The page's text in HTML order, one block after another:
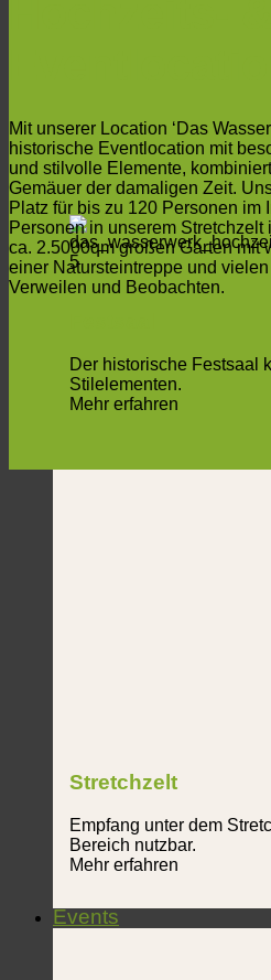
Der historische Festsaal
Stilelementen.
Mehr erfahren
Stretchzelt
Empfang unter dem
Bereich nutzbar.
Mehr erfahren
Events
Mit unserer Location ‘Das
historische Eventlocation mit
und stilvolle Elemente,
Gemäuer der damaligen Zeit.
Platz für bis zu 120 Personen im
Personen in unserem
ca. 2.5000qm großen Garten mit
einer Natursteintreppe und
Verweilen und Beobachten.